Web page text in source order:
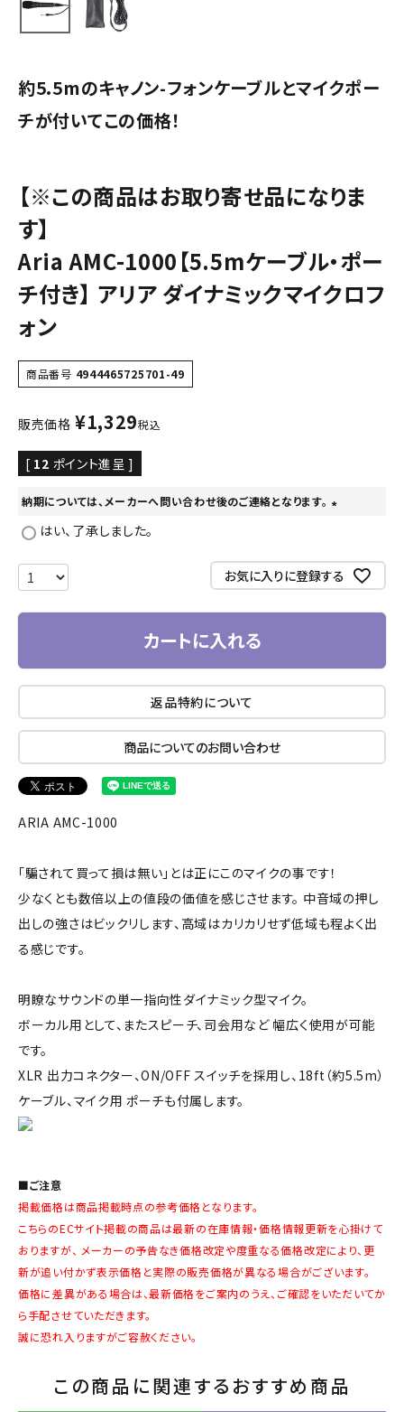
約5.5mのキャノン-フォンケーブルとマイクポー
チが付いてこの価格！
【※この商品はお取り寄せ品になりま
す】
Aria AMC-1000【5.5mケーブル・ポー
チ付き】 アリア ダイナミックマイクロフ
ォン
商品番号 4944465725701-49
販売価格 ¥1,329税込
[ 12 ポイント進呈 ]
納期については、メーカーへ問い合わせ後のご連絡となります。
須
)
はい、了承しました。
お気に入りに登録する
カートに入れる
返品特約について
商品についてのお問い合わせ
ARIA AMC-1000
「騙されて買って損は無い」とは正にこのマイクの事です！
少なくとも数倍以上の値段の価値を感じさせます。 中音域の押し
出しの強さはビックリします、高域はカリカリせず低域も程よく出
る感じです。
明瞭なサウンドの単一指向性ダイナミック型マイク。
ボーカル用として、またスピーチ、司会用など 幅広く使用が可能
です。
XLR 出力コネクター、ON/OFF スイッチを採用し、18ft（約5.5m）
ケーブル、マイク用 ポーチも付属します。
■ご注意
掲載価格は商品掲載時点の参考価格となります。
こちらのECサイト掲載の商品は最新の在庫情報・価格情報更新を心掛けて
おりますが、 メーカーの予告なき価格改定や度重なる価格改定により、更
新が追い付かず表示価格と実際の販売価格が異なる場合がございます。
価格に差異がある場合は、最新価格をご案内のうえ、ご確認をいただいてか
ら手配させていただきます。
誠に恐れ入りますがご容赦ください。
この商品に関連するおすすめ商品